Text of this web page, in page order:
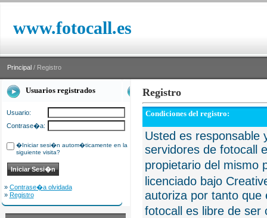
www.fotocall.es
Principal / Registro
Usuarios registrados
Usuario:
Contrase�a:
�Iniciar sesi�n autom�ticamente en la
siguiente visita?
» Contrase�a olvidada
» Registro
Registro
Condiciones del registro:
Usted es responsable
servidores de fotocall
propietario del mismo
licenciado bajo
autoriza por tanto que
fotocall es libre de